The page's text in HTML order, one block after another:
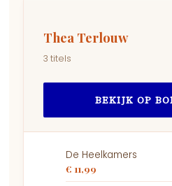
Thea Terlouw
3 titels
BEKIJK OP
De Heelkamers
€ 11,99